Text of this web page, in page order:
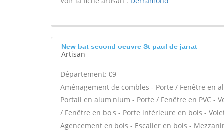
New bat second oeuvre St paul de jarrat
Artisan
Département: 09
Aménagement de combles - Porte / Fenêtre en
Portail en aluminium - Porte / Fenêtre en PVC -
/ Fenêtre en bois - Porte intérieure en bois -
Agencement en bois - Escalier en bois -